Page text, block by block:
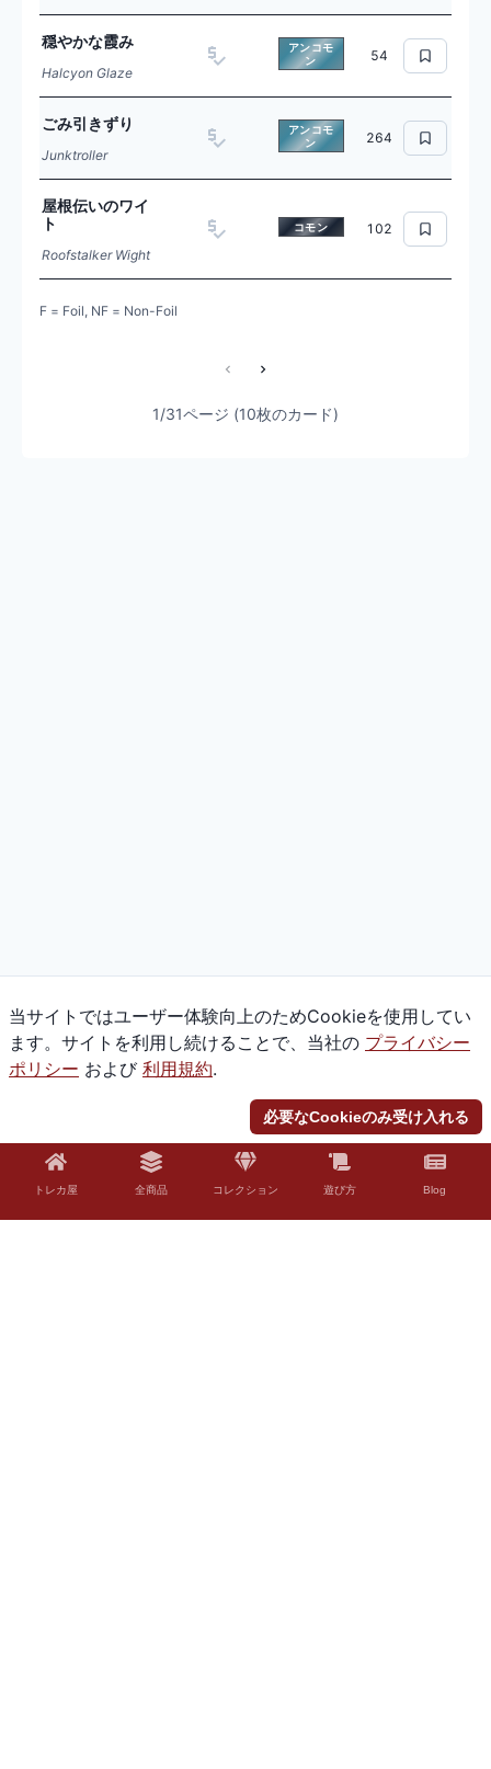
穏やかな霞み
Halcyon Glaze
アンコモ
ン
54
ごみ引きずり
Junktroller
アンコモ
ン
264
屋根伝いのワイ
ト
Roofstalker Wight
コモン 102
F = Foil, NF = Non-Foil
1/31ページ (10枚のカード)
当サイトではユーザー体験向上のためCookieを使用してい
ます。サイトを利用し続けることで、当社の プライバシー
ポリシー および 利用規約.
必要なCookieのみ受け入れる
トレカ屋 全商品 コレクション 遊び方 Blog